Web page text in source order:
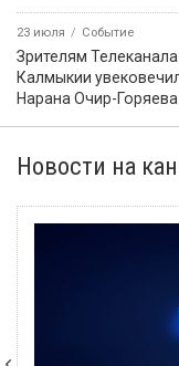
23 июля Событие
Зрителям
Калмыкии
Нарана Очир-Горяева
Новости на